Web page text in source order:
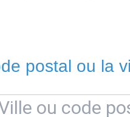
postal ou la